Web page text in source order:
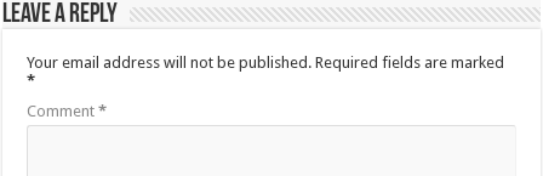
Leave a Reply
Your email address will not be published. Required fields are marked
*
Comment*